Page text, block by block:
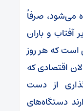
می‌شود، صرفاً
آفتاب و باران
است که هر روز
اقتصادی که
از دست
دستگاه‌های